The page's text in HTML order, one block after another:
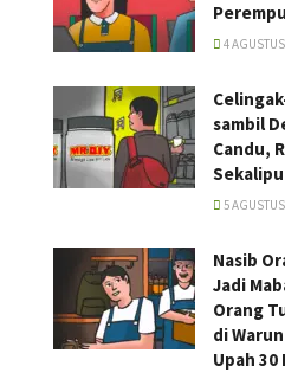
4
sambil
Candu,
5
Nasib
Jadi
Orang
di
Upah 30